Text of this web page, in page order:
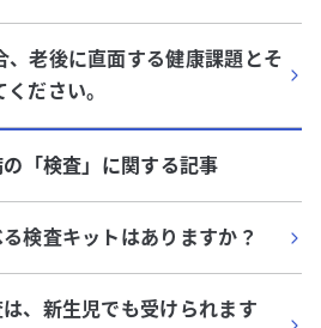
、老後に直面する健康課題とそ
ださい。
の「検査」に関する記事
検査キットはありますか？
、新生児でも受けられます